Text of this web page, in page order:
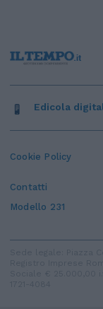
Cookie Policy
Contatti
Modello 231
Edicola